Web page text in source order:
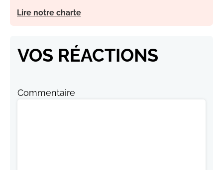
Lire notre charte
VOS RÉACTIONS
Commentaire